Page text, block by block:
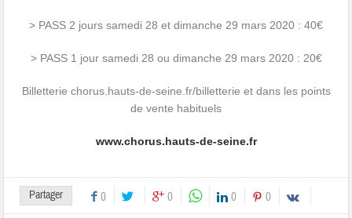
> PASS 2 jours samedi 28 et dimanche 29 mars 2020 : 40€
> PASS 1 jour samedi 28 ou dimanche 29 mars 2020 : 20€
Billetterie chorus.hauts-de-seine.fr/billetterie et dans les points
de vente habituels
www.chorus.hauts-de-seine.fr
Partager 0 0 0 0